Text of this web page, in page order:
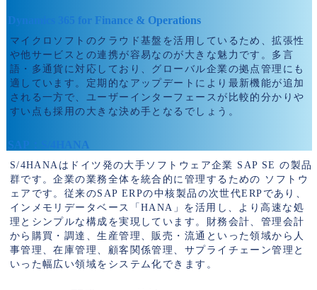
Dynamics 365 for Finance & Operations
マイクロソフトのクラウド基盤を活用しているため、拡張性
や他サービスとの連携が容易なのが大きな魅力です。多言
語・多通貨に対応しており、グローバル企業の拠点管理にも
適しています。定期的なアップデートにより最新機能が追加
される一方で、ユーザーインターフェースが比較的分かりや
すい点も採用の大きな決め手となるでしょう。
SAP：S/4HANA
S/4HANAはドイツ発の大手ソフトウェア企業 SAP SE の製品
群です。企業の業務全体を統合的に管理するための ソフトウ
ェアです。従来のSAP ERPの中核製品の次世代ERPであり、
インメモリデータベース「HANA」を活用し、より高速な処
理とシンプルな構成を実現しています。財務会計、管理会計
から購買・調達、生産管理、販売・流通といった領域から人
事管理、在庫管理、顧客関係管理、サプライチェーン管理と
いった幅広い領域をシステム化できます。